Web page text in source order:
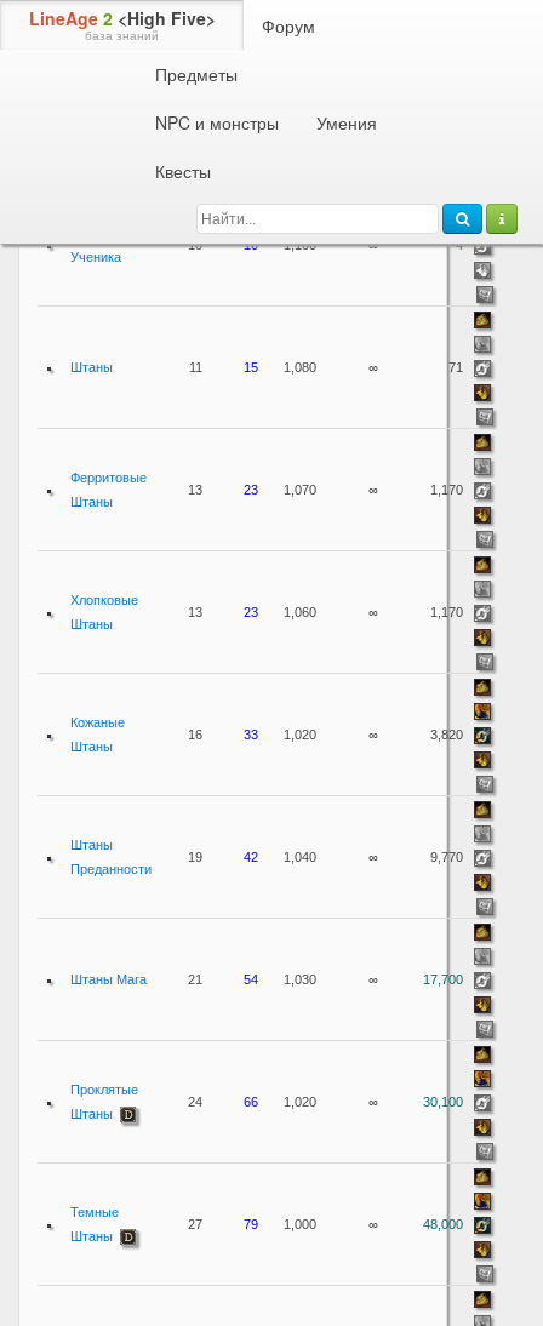
LineAge 2 <High Five>
база знаний
Форум
Предметы
NPC и монстры
Умения
Квесты
Броня Поножи (магические)
Ученика
10 10 1,100 ∞ 4
Штаны 11 15 1,080 ∞ 71
Ферритовые
Штаны
13 23 1,070 ∞ 1,170
Хлопковые
Штаны
13 23 1,060 ∞ 1,170
Кожаные
Штаны
16 33 1,020 ∞ 3,820
Штаны
Преданности
19 42 1,040 ∞ 9,770
Штаны Мага 21 54 1,030 ∞ 17,700
Проклятые
Штаны
24 66 1,020 ∞ 30,100
Темные
Штаны
27 79 1,000 ∞ 48,000